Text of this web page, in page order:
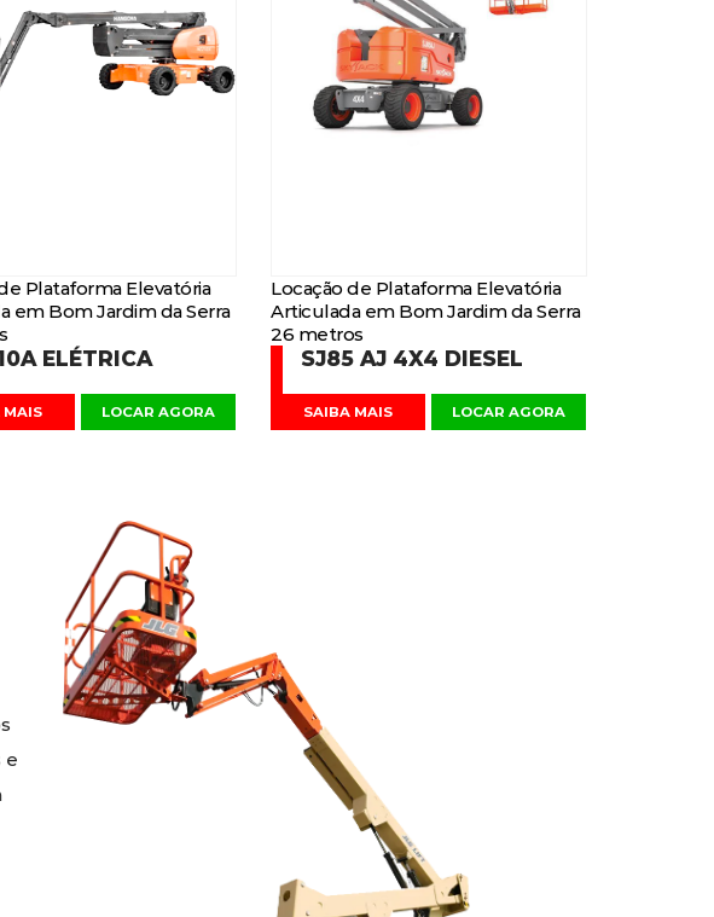
Plataforma Elevatória
em Bom Jardim da Serra
ELÉTRICA
MAIS LOCAR AGORA
Locação de Plataforma Elevatória
Articulada em Bom Jardim da Serra
26 metros
SJ85 AJ 4X4 DIESEL
SAIBA MAIS LOCAR AGORA
e